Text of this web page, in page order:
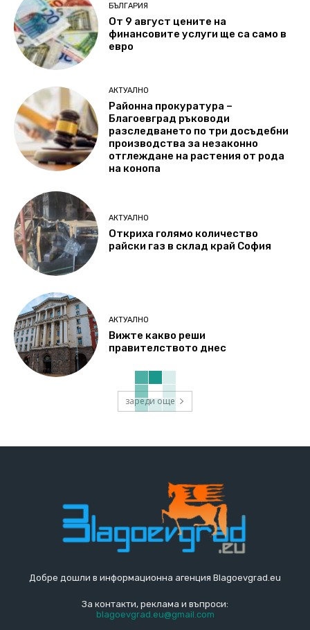
БЪЛГАРИЯ
От 9 август цените на
финансовите услуги ще са само в
евро
АКТУАЛНО
Районна прокуратура –
Благоевград ръководи
разследването по три досъдебни
производства за незаконно
отглеждане на растения от рода
на конопа
АКТУАЛНО
Откриха голямо количество
райски газ в склад край София
АКТУАЛНО
Вижте какво реши
правителството днес
зареди още
Добре дошли в информационна агенция Blagoevgrad.eu
За контакти, реклама и въпроси:
blagoevgrad.eu@gmail.com